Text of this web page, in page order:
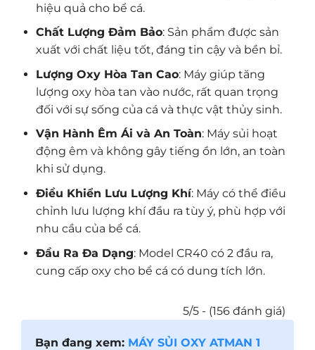
hiệu quả cho bể cá.
Chất Lượng Đảm Bảo: Sản phẩm được sản
xuất với chất liệu tốt, đáng tin cậy và bền bỉ.
Lượng Oxy Hòa Tan Cao: Máy giúp tăng
lượng oxy hòa tan vào nước, rất quan trọng
đối với sự sống của cá và thực vật thủy sinh.
Vận Hành Êm Ái và An Toàn: Máy sủi hoạt
động êm và không gây tiếng ồn lớn, an toàn
khi sử dụng.
Điều Khiển Lưu Lượng Khí: Máy có thể điều
chỉnh lưu lượng khí đầu ra tùy ý, phù hợp với
nhu cầu của bể cá.
Đầu Ra Đa Dạng: Model CR40 có 2 đầu ra,
cung cấp oxy cho bể cá có dung tích lớn.
5/5 - (156 đánh giá)
Bạn đang xem: MÁY SỦI OXY ATMAN 1